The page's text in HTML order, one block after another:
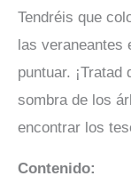
Tendréis que
las
puntuar.
sombra de los
encontrar los
Contenido: